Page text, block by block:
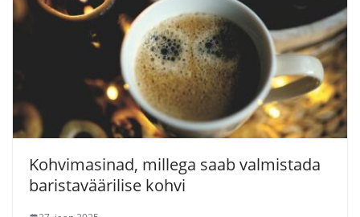
Kohvimasinad, millega saab valmistada
baristaväärilise kohvi